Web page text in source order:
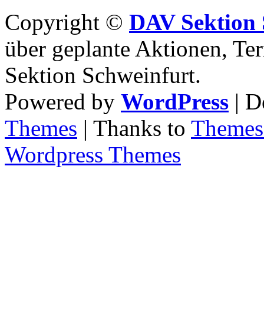
Copyright © DAV
über geplante Aktionen,
Sektion Schweinfurt.
Powered by WordPress |
Themes | Thanks to
Wordpress Themes